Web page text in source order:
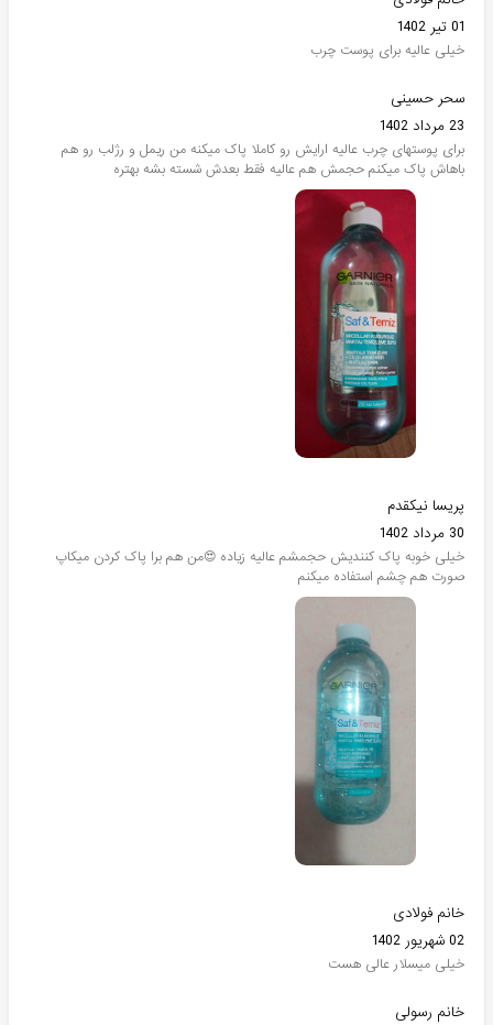
01 تیر 1402
خیلی عالیه برای پوست چرب
سحر حسینی
23 مرداد 1402
برای پوستهای چرب عالیه ارایش رو کاملا پاک میکنه من ریمل و رژلب رو هم
باهاش پاک میکنم حجمش هم عالیه فقط بعدش شسته بشه بهتره
پریسا نیکقدم
30 مرداد 1402
خیلی خوبه پاک کنندیش حجمشم عالیه زیاده 😍من هم برا پاک کردن میکاپ
صورت هم چشم استفاده میکنم
خانم فولادی
02 شهریور 1402
خیلی میسلار عالی هست
خانم رسولی